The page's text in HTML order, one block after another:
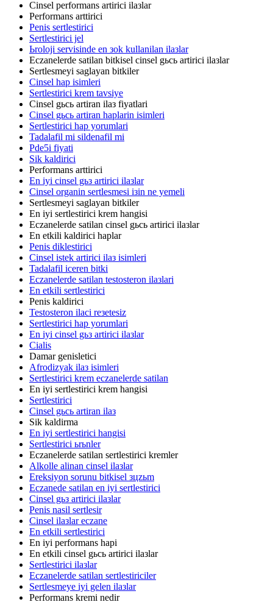
Cinsel performans artirici ilaзlar
Performans arttirici
Penis sertlestirici
Sertlestirici jel
Ьroloji servisinde en зok kullanilan ilaзlar
Eczanelerde satilan bitkisel cinsel gьcь artirici ilaзlar
Sertlesmeyi saglayan bitkiler
Cinsel hap isimleri
Sertlestirici krem tavsiye
Cinsel gьcь artiran ilaз fiyatlari
Cinsel gьcь artiran haplarin isimleri
Sertlestirici hap yorumlari
Tadalafil mi sildenafil mi
Pde5i fiyati
Sik kaldirici
Performans arttirici
En iyi cinsel gьз artirici ilaзlar
Cinsel organin sertlesmesi iзin ne yemeli
Sertlesmeyi saglayan bitkiler
En iyi sertlestirici krem hangisi
Eczanelerde satilan cinsel gьcь artirici ilaзlar
En etkili kaldirici haplar
Penis diklestirici
Cinsel istek artirici ilaз isimleri
Tadalafil iceren bitki
Eczanelerde satilan testosteron ilaзlari
En etkili sertlestirici
Penis kaldirici
Testosteron ilaci reзetesiz
Sertlestirici hap yorumlari
En iyi cinsel gьз artirici ilaзlar
Cialis
Damar genisletici
Afrodizyak ilaз isimleri
Sertlestirici krem eczanelerde satilan
En iyi sertlestirici krem hangisi
Sertlestirici
Cinsel gьcь artiran ilaз
Sik kaldirma
En iyi sertlestirici hangisi
Sertlestirici ьrьnler
Eczanelerde satilan sertlestirici kremler
Alkolle alinan cinsel ilaзlar
Ereksiyon sorunu bitkisel зцzьm
Eczanede satilan en iyi sertlestirici
Cinsel gьз artirici ilaзlar
Penis nasil sertlesir
Cinsel ilaзlar eczane
En etkili sertlestirici
En iyi performans hapi
En etkili cinsel gьcь artirici ilaзlar
Sertlestirici ilaзlar
Eczanelerde satilan sertlestiriciler
Sertlesmeye iyi gelen ilaзlar
Performans kremi nedir